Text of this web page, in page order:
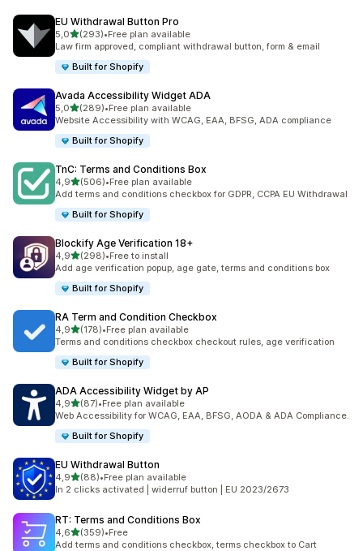
EU Withdrawal Button Pro
5,0de 5 estrelas
(293)
293 total de avaliações
•Free plan available
Law firm approved, compliant withdrawal button, form & email
Built for Shopify
Avada Accessibility Widget ADA
5,0de 5 estrelas
(289)
289 total de avaliações
•Free plan available
Website Accessibility with WCAG, EAA, BFSG, ADA compliance
Built for Shopify
TnC: Terms and Conditions Box
4,9de 5 estrelas
(506)
506 total de avaliações
•Free plan available
Add terms and conditions checkbox for GDPR, CCPA EU Withdrawal
Built for Shopify
Blockify Age Verification 18+
4,9de 5 estrelas
(298)
298 total de avaliações
•Free to install
Add age verification popup, age gate, terms and conditions box
Built for Shopify
RA Term and Condition Checkbox
4,9de 5 estrelas
(178)
178 total de avaliações
•Free plan available
Terms and conditions checkbox checkout rules, age verification
Built for Shopify
ADA Accessibility Widget by AP
4,9de 5 estrelas
(87)
87 total de avaliações
•Free plan available
Web Accessibility for WCAG, EAA, BFSG, AODA & ADA Compliance.
Built for Shopify
EU Withdrawal Button
4,9de 5 estrelas
(88)
88 total de avaliações
•Free plan available
In 2 clicks activated | widerruf button | EU 2023/2673
RT: Terms and Conditions Box
4,6de 5 estrelas
(359)
359 total de avaliações
•Free
Add terms and conditions checkbox, terms checkbox to Cart